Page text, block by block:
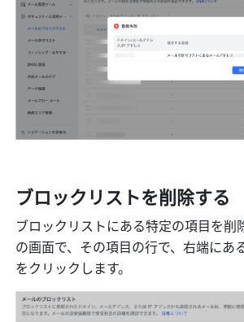
ブロックリストを削除する
ブロックリストにある特定の項目を削
の画面で、その項目の行で、右端にあ
をクリックします。